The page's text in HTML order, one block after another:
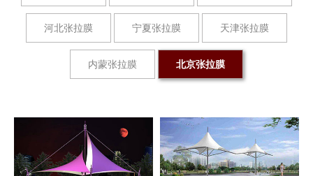
河北张拉膜 宁夏张拉膜 天津张拉膜
内蒙张拉膜 北京张拉膜